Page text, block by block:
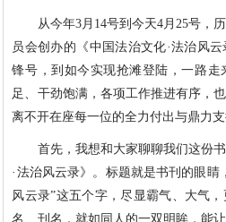
从今年3月14号到今天4月25号，历
员会创办的《中国法治文化·法治风
锋号，到如今实现抢滩登陆，一路
足、干劲饱满，各项工作推进有序，
离不开在座每一位的全力付出与鼎力支
首先，我想和大家聊聊我们这份
·法治风云录》。标题就是书刊的眼睛
风云录”这五个字，尽显霸气、大气
名、刊名，就如同人的一双明眸，能